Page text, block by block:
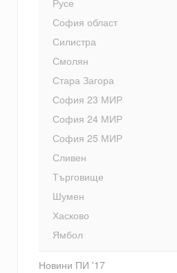
Русе
София област
Силистра
Смолян
Стара Загора
София 23 МИР
София 24 МИР
София 25 МИР
Сливен
Търговище
Шумен
Хасково
Ямбол
Новини ПИ '17